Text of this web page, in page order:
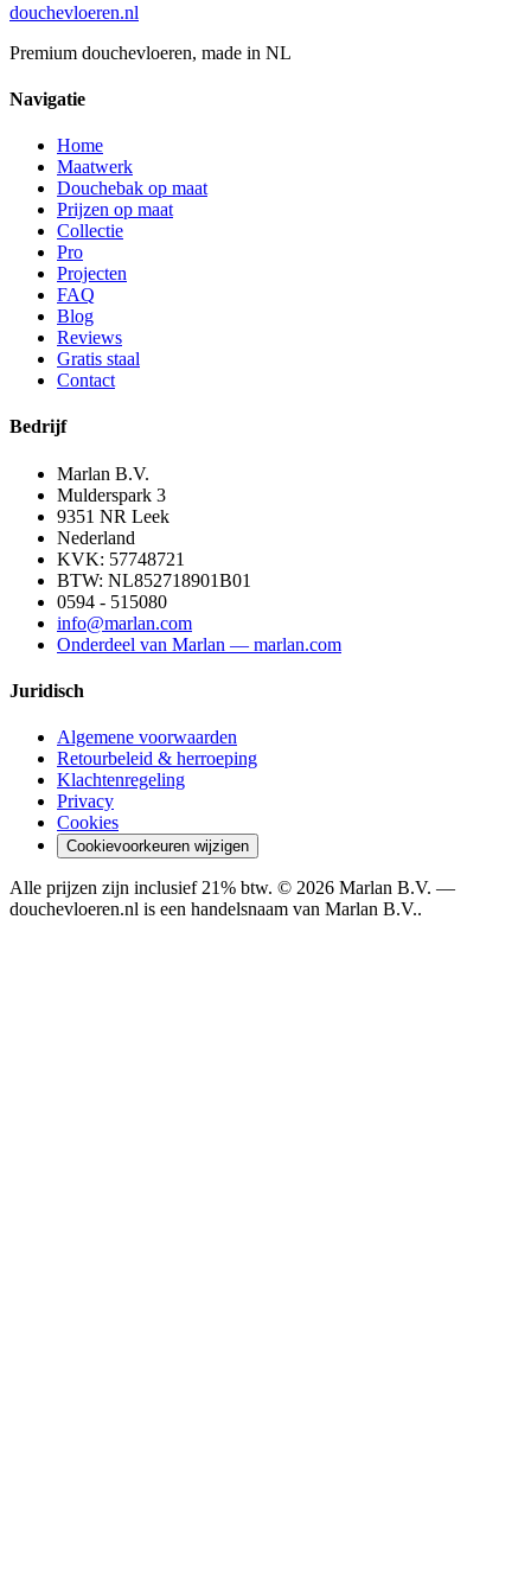
douchevloeren.nl
Premium douchevloeren, made in NL
Navigatie
Home
Maatwerk
Douchebak op maat
Prijzen op maat
Collectie
Pro
Projecten
FAQ
Blog
Reviews
Gratis staal
Contact
Bedrijf
Marlan B.V.
Mulderspark 3
9351 NR Leek
Nederland
KVK: 57748721
BTW: NL852718901B01
0594 - 515080
info@marlan.com
Onderdeel van Marlan — marlan.com
Juridisch
Algemene voorwaarden
Retourbeleid & herroeping
Klachtenregeling
Privacy
Cookies
Cookievoorkeuren wijzigen
Alle prijzen zijn inclusief 21% btw. © 2026 Marlan B.V. —
douchevloeren.nl is een handelsnaam van Marlan B.V..